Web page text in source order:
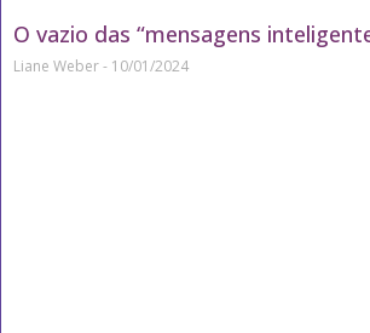
O vazio das “mensagens
Liane Weber 10/01/2024